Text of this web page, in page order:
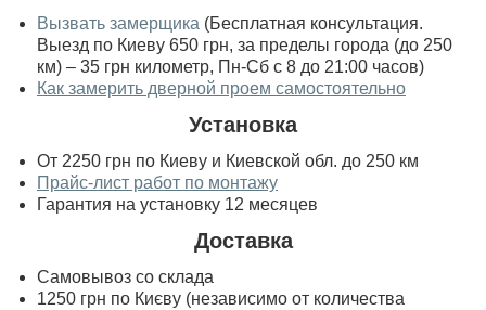
Вызвать замерщика (Бесплатная консультация.
Выезд по Киеву 650 грн, за пределы города (до 250
км) – 35 грн километр, Пн-Сб с 8 до 21:00 часов)
Как замерить дверной проем самостоятельно
Установка
От 2250 грн по Киеву и Киевской обл. до 250 км
Прайс-лист работ по монтажу
Гарантия на установку 12 месяцев
Доставка
Самовывоз со склада
1250 грн по Києву (независимо от количества